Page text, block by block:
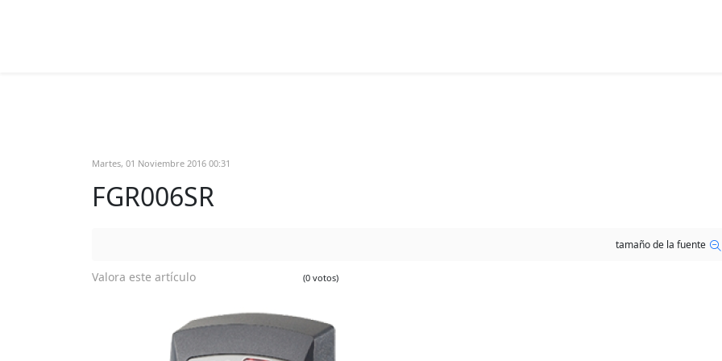
Martes, 01 Noviembre 2016 00:31
FGR006SR
tamaño de la fuente
Valora este artículo (0 votos)